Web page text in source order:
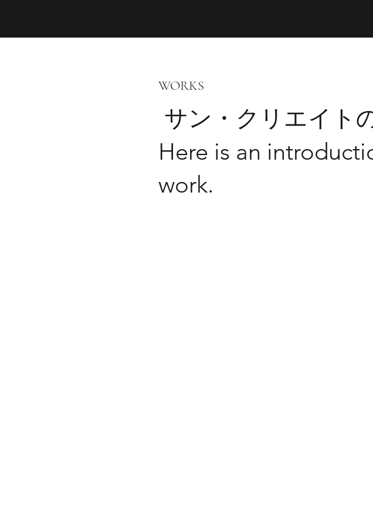
WORKS
サン・クリエイト
Here is an
work.